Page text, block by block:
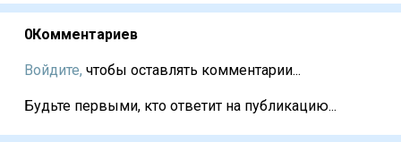
0Комментариев
Войдите, чтобы оставлять комментарии...
Будьте первыми, кто ответит на публикацию...